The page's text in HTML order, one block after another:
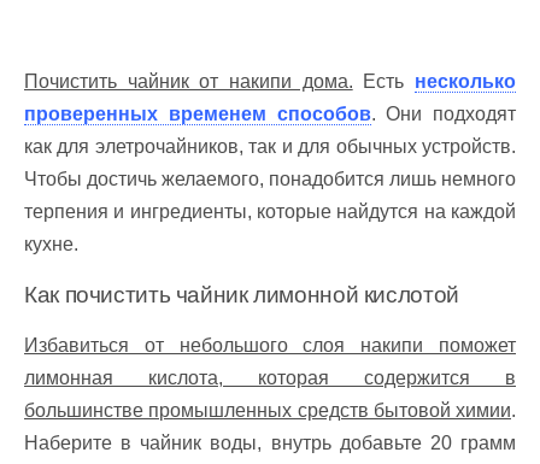
Почистить чайник от накипи дома. Есть несколько
проверенных временем способов. Они подходят
как для элетрочайников, так и для обычных устройств.
Чтобы достичь желаемого, понадобится лишь немного
терпения и ингредиенты, которые найдутся на каждой
кухне.
Как почистить чайник лимонной кислотой
Избавиться от небольшого слоя накипи поможет
лимонная кислота, которая содержится в
большинстве промышленных средств бытовой химии.
Наберите в чайник воды, внутрь добавьте 20 грамм